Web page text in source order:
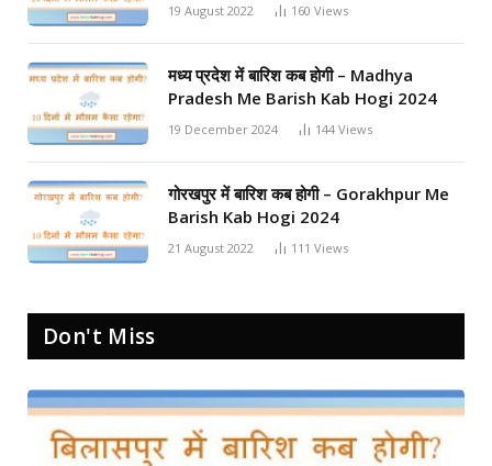
19 August 2022 160 Views
मध्य प्रदेश में बारिश कब होगी – Madhya
Pradesh Me Barish Kab Hogi 2024
19 December 2024 144 Views
गोरखपुर में बारिश कब होगी – Gorakhpur Me
Barish Kab Hogi 2024
21 August 2022 111 Views
Don't Miss